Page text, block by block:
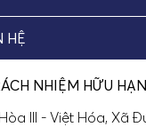
HỆ
NHIỆM HỮU
III - Việt Hóa, Xã